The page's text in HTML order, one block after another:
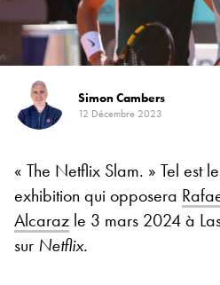
Simon Cambers
12 Décembre 2023
« The Netflix Slam. » Tel est
exhibition qui opposera
Alcaraz le 3 mars 2024 à
sur Netflix.